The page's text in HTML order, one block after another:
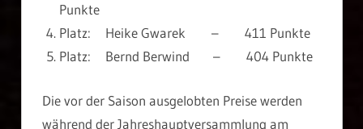
Punkte
Platz: Heike Gwarek – 411 Punkte
Platz: Bernd Berwind – 404 Punkte
Die vor der Saison ausgelobten Preise werden
während der Jahreshauptversammlung am